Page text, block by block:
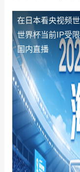
在日本看央视频
世界杯当前IP受
国内直播